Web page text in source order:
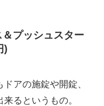
プッシュスター
)
アの施錠や開錠、
るというもの。